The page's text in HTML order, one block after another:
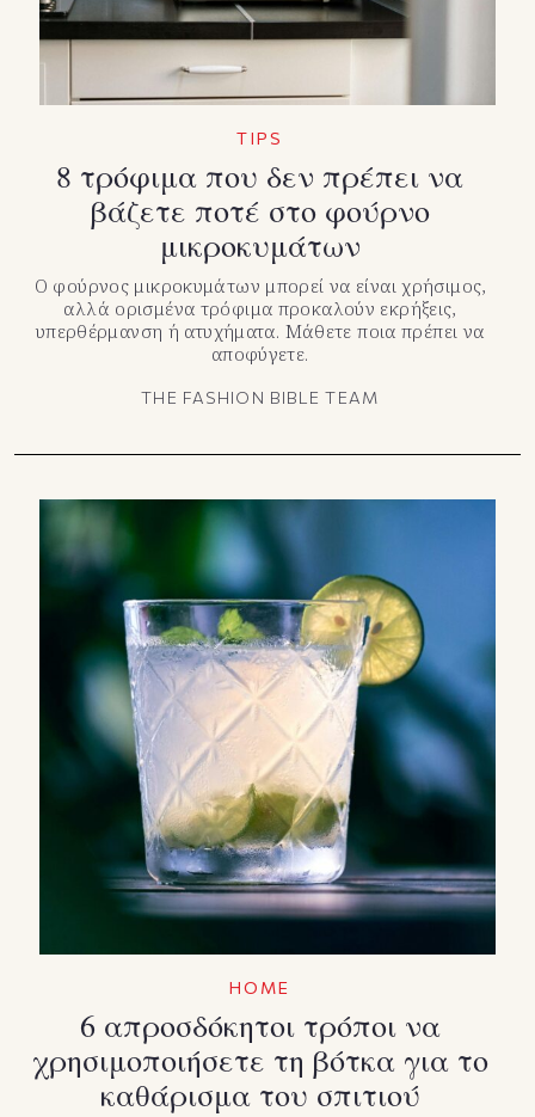
TIPS
8 τρόφιμα που δεν πρέπει να
βάζετε ποτέ στο φούρνο
μικροκυμάτων
Ο φούρνος μικροκυμάτων μπορεί να είναι χρήσιμος,
αλλά ορισμένα τρόφιμα προκαλούν εκρήξεις,
υπερθέρμανση ή ατυχήματα. Μάθετε ποια πρέπει να
αποφύγετε.
THE FASHION BIBLE TEAM
HOME
6 απροσδόκητοι τρόποι να
χρησιμοποιήσετε τη βότκα για το
καθάρισμα του σπιτιού